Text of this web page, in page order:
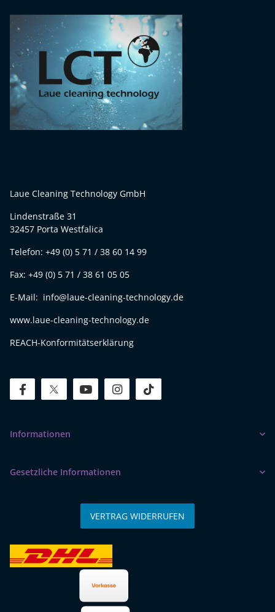
Laue Cleaning Technology GmbH
Lindenstraße 31
32457 Porta Westfalica
Telefon: +49 (0) 5 71 / 38 60 14 99
Fax: +49 (0) 5 71 / 38 61 05 05
E-Mail: info@laue-cleaning-technology.de
www.laue-cleaning-technology.de
REACH-Konformitätserklärung
facebooktwitteryoutube instagram
Informationen
Gesetzliche Informationen
VERTRAG WIDERRUFEN